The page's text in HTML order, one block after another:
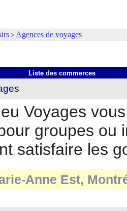
> Agences de voyages
Liste des commerces
Voyages
groupes ou
satisfaire les
Anne Est,